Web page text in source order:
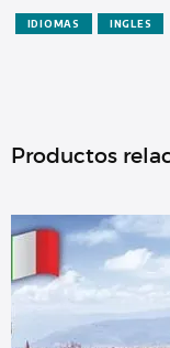
IDIOMAS INGLES
Productos